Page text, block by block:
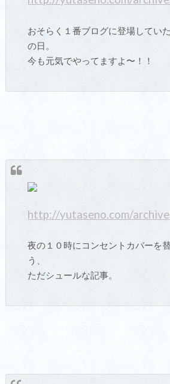
おそらく１番ブログに登場してい
の日。
今も元気でやってますよ〜！！
http://yutaseno.com/
夜の１０時にコンセントカバーを
う、
ただシュールな記事。